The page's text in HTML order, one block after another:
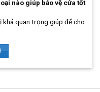
nào giúp bảo vệ cửa tốt
quan trọng giúp để cho